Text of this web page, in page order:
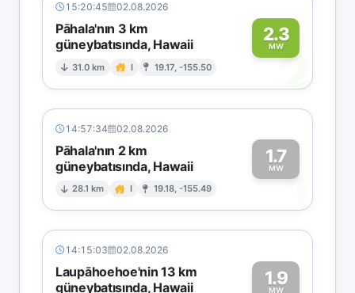
15:20:45 02.08.2026
Pāhala'nın 3 km
güneybatısında, Hawaii
31.0 km I 19.17, -155.50
2.3
MW
2
14:57:34 02.08.2026
Pāhala'nın 2 km
güneybatısında, Hawaii
28.1 km I 19.18, -155.49
1.7
MW1
14:15:03 02.08.2026
Laupāhoehoe'nin 13 km
güneybatısında, Hawaii
1.9
MW